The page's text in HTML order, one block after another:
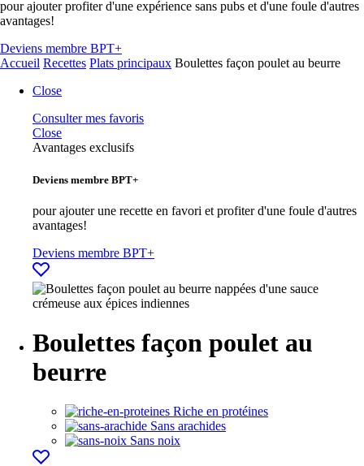
pour ajouter profiter d'une expérience sans pubs et d'une foule d'autres
avantages!
Deviens membre BPT+
Accueil Recettes Plats principaux Boulettes façon poulet au beurre
Close
Consulter mes favoris
Close
Avantages exclusifs
Deviens membre BPT+
pour ajouter une recette en favori et profiter d'une foule d'autres
avantages!
Deviens membre BPT+
Boulettes façon poulet au
beurre
Riche en protéines
Sans arachides
Sans noix